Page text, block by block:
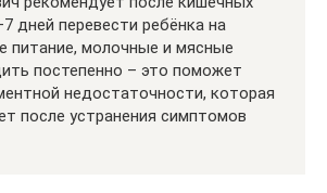
дней перевести ребёнка на
питание, молочные и мясные
постепенно – это поможет
недостаточности, которая
после устранения симптомов